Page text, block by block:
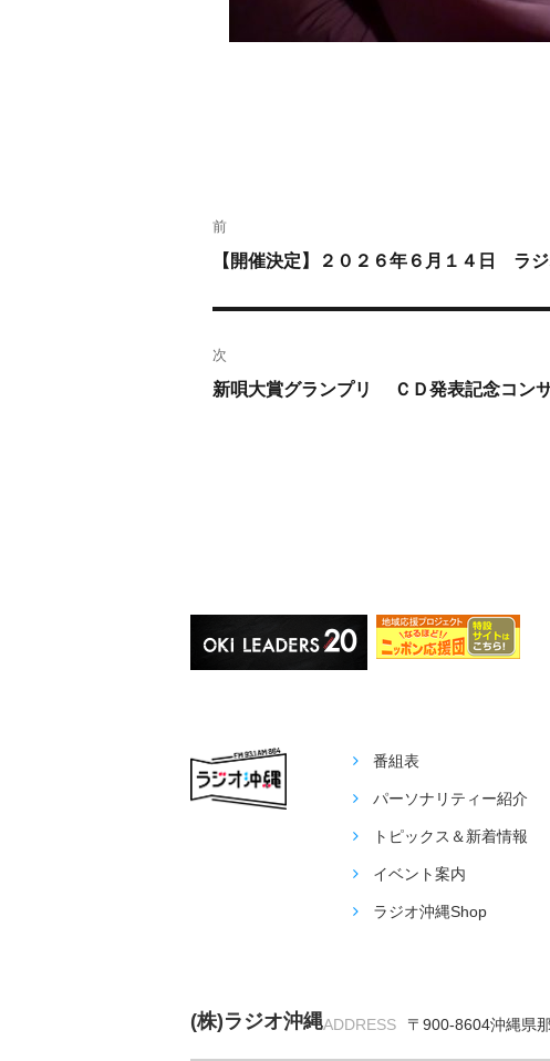
稿
ナ
ー
シ
前
過
投
稿:
【開催決定】２０２６年６月１４日 ラ
次
次
新唄大賞グランプリ ＣＤ発表記念コン
番組表
パーソナリティー紹介
トピックス＆新着情報
イベント案内
ラジオ沖縄Shop
(株)ラジオ沖縄ADDRESS 〒900-8604沖縄県